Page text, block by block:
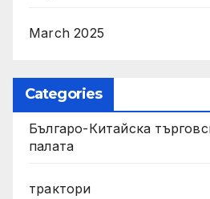
March 2025
Categories
Българо-Китайска
палата
трактори